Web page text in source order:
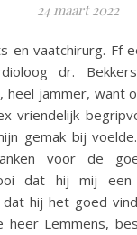
24 maart 2022
dr.
heel jammer, want
vriendelijk
gemak bij
voor de
dat hij mij een
hij het goed
Lemmens,